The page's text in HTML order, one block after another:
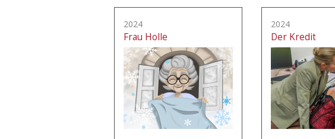
2024
Frau Holle
2024
Der Kredit